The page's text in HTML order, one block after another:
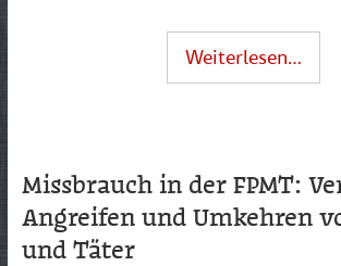
Weiterlesen…
Missbrauch in der FPMT:
Angreifen und Umkehren
und Täter